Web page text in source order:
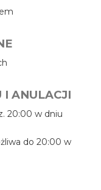
I ANULACJI
20:00 w dniu
do 20:00 w